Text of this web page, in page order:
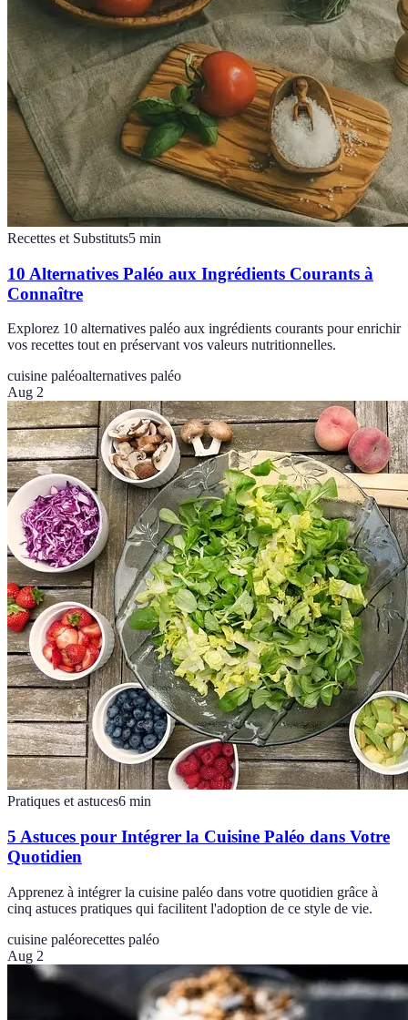
Recettes et Substituts5 min
10 Alternatives Paléo aux Ingrédients Courants à
Connaître
Explorez 10 alternatives paléo aux ingrédients courants pour enrichir
vos recettes tout en préservant vos valeurs nutritionnelles.
cuisine paléoalternatives paléo
Aug 2
Pratiques et astuces6 min
5 Astuces pour Intégrer la Cuisine Paléo dans Votre
Quotidien
Apprenez à intégrer la cuisine paléo dans votre quotidien grâce à
cinq astuces pratiques qui facilitent l'adoption de ce style de vie.
cuisine paléorecettes paléo
Aug 2